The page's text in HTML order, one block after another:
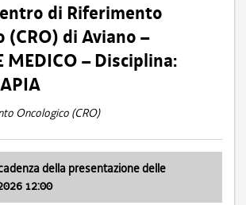
di Riferimento
(CRO) di Aviano –
MEDICO – Disciplina:
Oncologico (CRO)
della presentazione delle
12:00